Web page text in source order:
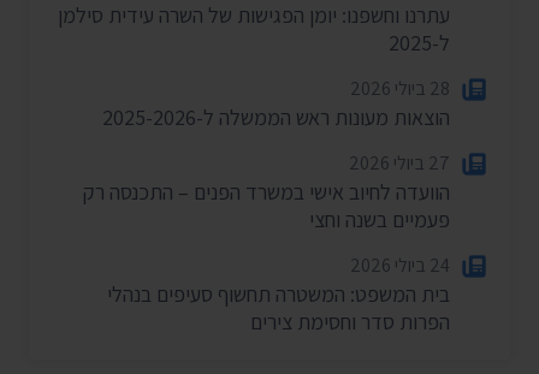
עתרנו וחשפנו: יומן הפגישות של השרה עידית סילמן
ל-2025
28 ביולי 2026
הוצאות מעונות ראש הממשלה ל-2025-2026
27 ביולי 2026
הוועדה לחיוב אישי במשרד הפנים – התכנסה רק
פעמיים בשנה וחצי
24 ביולי 2026
בית המשפט: המשטרה תחשוף סעיפים בנהלי
הפרות סדר וחסימת צירים